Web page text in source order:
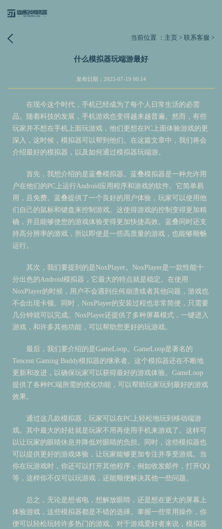
当前位置 ： 主页 > 联系客服 >
什么模拟器玩端游最好
发布日期：2023-07-19 00:14
在现今这个时代，手机已经成为了每个人日常生活的必需
品。随着科技的发展，手机游戏也变得越来越普遍。然而，有些
玩家并不想在手机上面玩游戏，他们更想在PC上面体验游戏的更
深入，这时候，模拟器可以帮到他们。在这篇文章中，我们将会
介绍最好的模拟器，以及如何通过模拟器玩端游。
首先，我想介绍的是蓝叠模拟器。蓝叠模拟器是一种允许用
户在他们的PC上运行Android应用程序和游戏的软件。它简单易
用，且免费。蓝叠提供了一个良好的用户体验，玩家可以使用他
们自己的鼠标和键盘来控制游戏。这使得游戏的控制变得更加精
确，并且能够使您的游戏体验变得更加快捷高效。蓝叠同时还支
持高分辨率的游戏，所以即使是一些高质量的游戏，也能够顺畅
运行。
其次，我们要提到的是NoxPlayer。NoxPlayer是一款性能十
分出色的Android模拟器，它最大的特点就是稳定。在使用
NoxPlayer的时候，用户不会遇到任何崩溃或者其他问题，游戏也
不会出现卡顿。同时，NoxPlayer的安装过程也非常简便，只需要
几分钟就可以完成。NoxPlayer还提供了多种屏幕模式，一键进入
游戏，和许多其他功能，可以帮助您更好的玩游戏。
最后，我们要介绍的是GameLoop。GameLoop是著名的
Tencent Gaming Buddy模拟器的继承者。这个模拟器还在不断地
更新和改进，以确保玩家可以获得最好的游戏体验。GameLoop
提供了各种PC端所需的优化功能，可以帮助玩家玩到最好的游戏
效果。
通过这几款模拟器，玩家可以在PC上轻松地玩到移动端游
戏。其中最大的好处就是玩家不用再使用手机来游戏了。这样可
以让玩家的眼睛休息并降低对眼睛的负担。同时，这些模拟器也
可以提供更好的游戏体验，让玩家能够更加专注并享受游戏。当
你在玩游戏时，你还可以打开其他程序，例如收发邮件，打开QQ
等，这样你不仅可以玩游戏，还能顺便解决其他一些问题。
总之，无论是想省电，想解放眼睛，还是想在更大的屏幕上
体验游戏，这些模拟器都是不错的选择。掌握一些常用操作，你
便可以轻松玩转许多热门的游戏。对于游戏爱好者来说，模拟器